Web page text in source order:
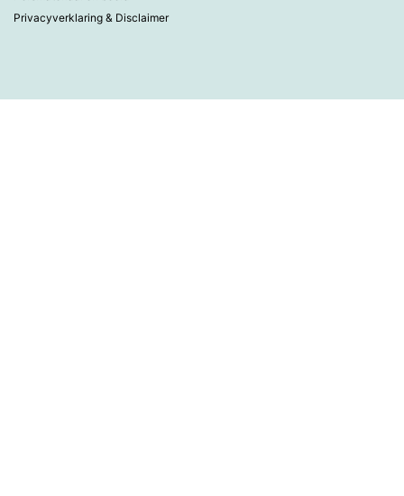
Privacyverklaring & Disclaimer